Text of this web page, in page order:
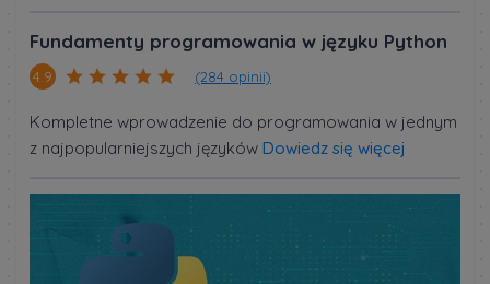
Fundamenty programowania w języku Python
4.9 (284 opinii)
Kompletne wprowadzenie do programowania w jednym
z najpopularniejszych języków Dowiedz się więcej